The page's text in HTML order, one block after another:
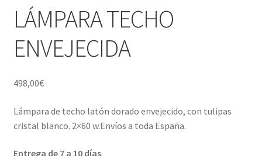
Porcelana blanca
Porcelana blanca Profesional y Hostelería
porcelana
Menaje y servicio de mesa
LÁMPARA TECHO
ENVEJECIDA
498,00€
Lámpara de techo latón dorado envejecido, con tulipas
cristal blanco. 2×60 w.Envíos a toda España.
Entrega de 7 a 10 días